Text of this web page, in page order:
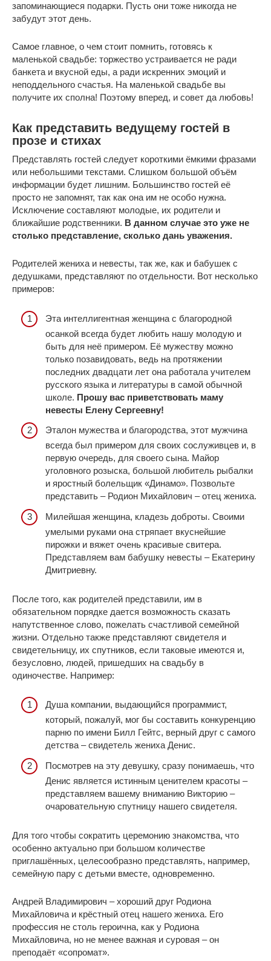
запоминающиеся подарки. Пусть они тоже никогда не
забудут этот день.
Самое главное, о чем стоит помнить, готовясь к
маленькой свадьбе: торжество устраивается не ради
банкета и вкусной еды, а ради искренних эмоций и
неподдельного счастья. На маленькой свадьбе вы
получите их сполна! Поэтому вперед, и совет да любовь!
Как представить ведущему гостей в
прозе и стихах
Представлять гостей следует короткими ёмкими фразами
или небольшими текстами. Слишком большой объём
информации будет лишним. Большинство гостей её
просто не запомнят, так как она им не особо нужна.
Исключение составляют молодые, их родители и
ближайшие родственники. В данном случае это уже не
столько представление, сколько дань уважения.
Родителей жениха и невесты, так же, как и бабушек с
дедушками, представляют по отдельности. Вот несколько
примеров:
Эта интеллигентная женщина с благородной
осанкой всегда будет любить нашу молодую и
быть для неё примером. Её мужеству можно
только позавидовать, ведь на протяжении
последних двадцати лет она работала учителем
русского языка и литературы в самой обычной
школе. Прошу вас приветствовать маму
невесты Елену Сергеевну!
Эталон мужества и благородства, этот мужчина
всегда был примером для своих сослуживцев и, в
первую очередь, для своего сына. Майор
уголовного розыска, большой любитель рыбалки
и яростный болельщик «Динамо». Позвольте
представить – Родион Михайлович – отец жениха.
Милейшая женщина, кладезь доброты. Своими
умелыми руками она стряпает вкуснейшие
пирожки и вяжет очень красивые свитера.
Представляем вам бабушку невесты – Екатерину
Дмитриевну.
После того, как родителей представили, им в
обязательном порядке дается возможность сказать
напутственное слово, пожелать счастливой семейной
жизни. Отдельно также представляют свидетеля и
свидетельницу, их спутников, если таковые имеются и,
безусловно, людей, пришедших на свадьбу в
одиночестве. Например:
Душа компании, выдающийся программист,
который, пожалуй, мог бы составить конкуренцию
парню по имени Билл Гейтс, верный друг с самого
детства – свидетель жениха Денис.
Посмотрев на эту девушку, сразу понимаешь, что
Денис является истинным ценителем красоты –
представляем вашему вниманию Викторию –
очаровательную спутницу нашего свидетеля.
Для того чтобы сократить церемонию знакомства, что
особенно актуально при большом количестве
приглашённых, целесообразно представлять, например,
семейную пару с детьми вместе, одновременно.
Андрей Владимирович – хороший друг Родиона
Михайловича и крёстный отец нашего жениха. Его
профессия не столь героична, как у Родиона
Михайловича, но не менее важная и суровая – он
преподаёт «сопромат».